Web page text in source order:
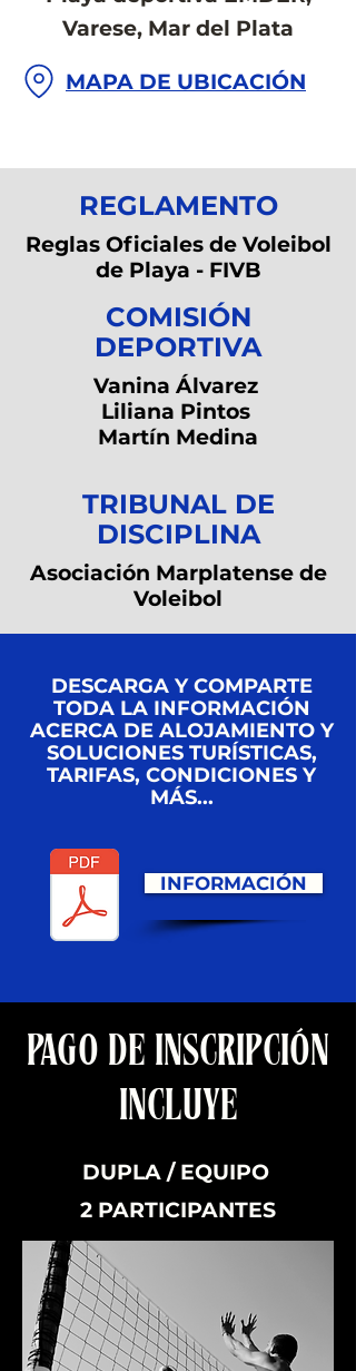
Varese, Mar del Plata
MAPA DE UBICACIÓN
REGLAMENTO
Reglas Oficiales de Voleibol
de Playa - FIVB
COMISIÓN
DEPORTIVA
Vanina Álvarez
Liliana Pintos
Martín Medina
TRIBUNAL DE
DISCIPLINA
Asociación Marplatense de
Voleibol
DESCARGA Y COMPARTE
TODA LA INFORMACIÓN
ACERCA DE ALOJAMIENTO Y
SOLUCIONES TURÍSTICAS,
TARIFAS, CONDICIONES Y
MÁS...
INFORMACIÓN
PAGO DE INSCRIPCIÓN
INCLUYE
DUPLA / EQUIPO
2 PARTICIPANTES